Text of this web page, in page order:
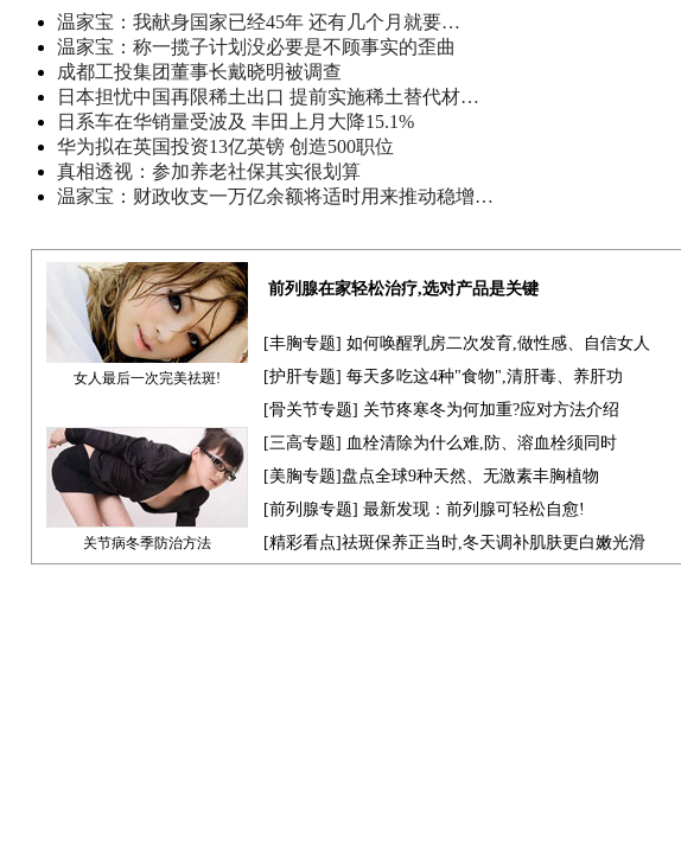
温家宝：我献身国家已经45年 还有几个月就要…
温家宝：称一揽子计划没必要是不顾事实的歪曲
成都工投集团董事长戴晓明被调查
日本担忧中国再限稀土出口 提前实施稀土替代材…
日系车在华销量受波及 丰田上月大降15.1%
华为拟在英国投资13亿英镑 创造500职位
真相透视：参加养老社保其实很划算
温家宝：财政收支一万亿余额将适时用来推动稳增…
女人最后一次完美祛斑!
前列腺在家轻松治疗,选对产品是关键
[丰胸专题] 如何唤醒乳房二次发育,做性感、自信女人
[护肝专题] 每天多吃这4种"食物",清肝毒、养肝功
[骨关节专题] 关节疼寒冬为何加重?应对方法介绍
关节病冬季防治方法
[三高专题] 血栓清除为什么难,防、溶血栓须同时
[美胸专题]盘点全球9种天然、无激素丰胸植物
[前列腺专题] 最新发现：前列腺可轻松自愈!
[精彩看点]祛斑保养正当时,冬天调补肌肤更白嫩光滑